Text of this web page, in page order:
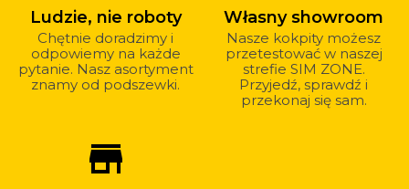
Ludzie, nie roboty
Chętnie doradzimy i
odpowiemy na każde
pytanie. Nasz asortyment
znamy od podszewki.
Własny showroom
Nasze kokpity możesz
przetestować w naszej
strefie SIM ZONE.
Przyjedź, sprawdź i
przekonaj się sam.
store_mall_directory